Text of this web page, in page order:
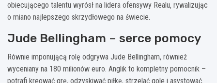
obiecującego talentu wyrósł na lidera ofensywy Realu, rywalizując
o miano najlepszego skrzydłowego na świecie.
Jude Bellingham – serce pomocy
Równie imponującą rolę odgrywa Jude Bellingham, również
wyceniany na 180 milionów euro. Anglik to kompletny pomocnik –
potrafi kreować grę, odzyskiwać piłkę, strzelać gole i asystować.